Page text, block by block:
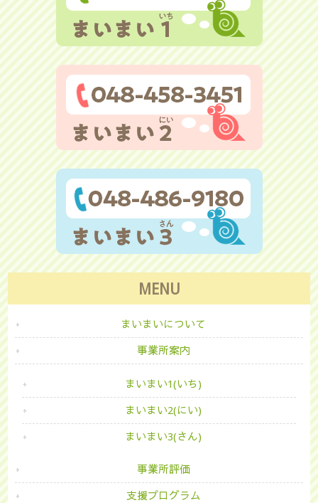
MENU
まいまいについて
事業所案内
まいまい1(いち)
まいまい2(にい)
まいまい3(さん)
事業所評価
支援プログラム